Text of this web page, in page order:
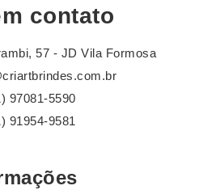
contato
57 - JD Vila Formosa
97081-5590
91954-9581